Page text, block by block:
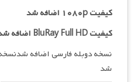
کیفیت ۱۰۸۰p اضافه شد
کیفیت BluRay Full HD اضافه شد
نسخه دوبله فارسی اضافه
شد